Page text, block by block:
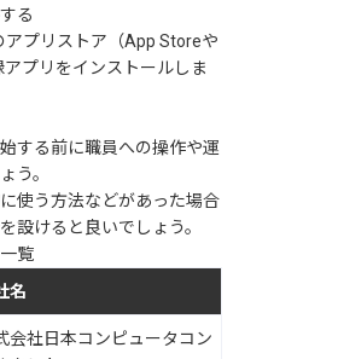
る
プリストア（App Storeや
プリをインストールしま
する前に職員への操作や運
う。
使う方法などがあった場合
設けると良いでしょう。
覧
名
会社日本コンピュータコン